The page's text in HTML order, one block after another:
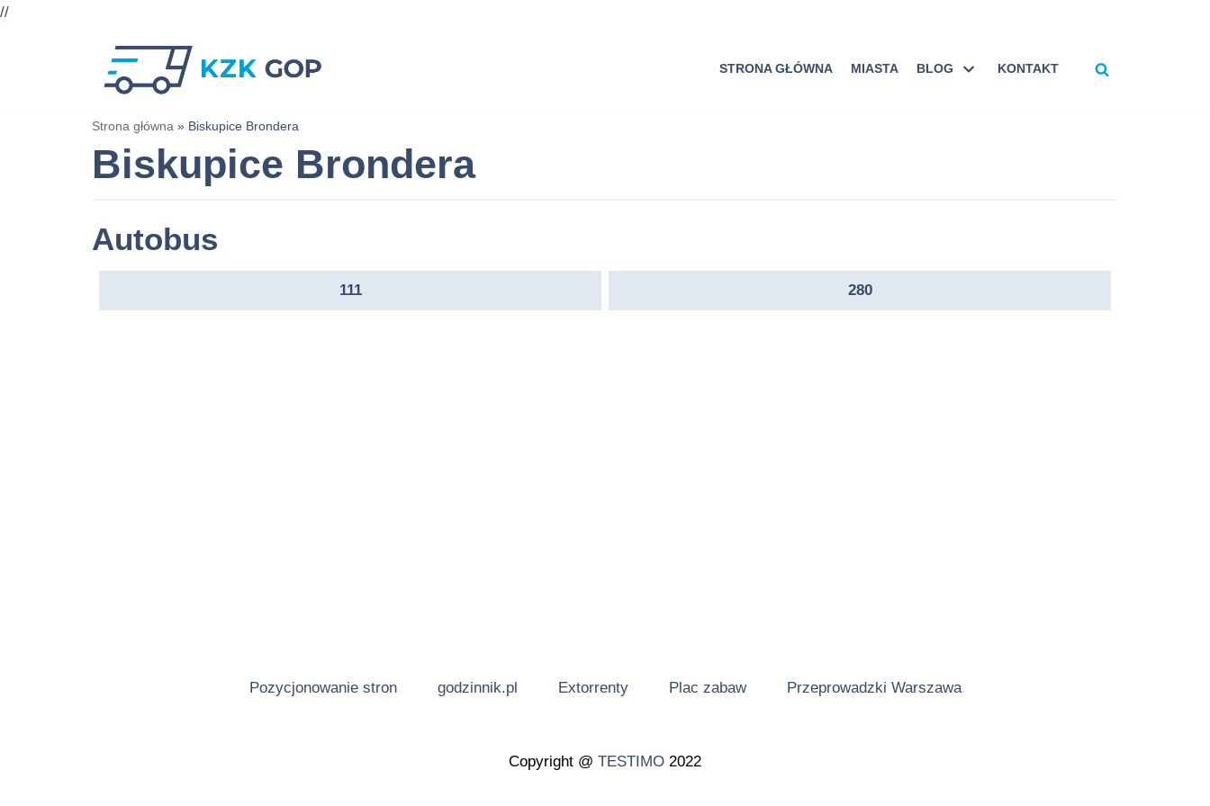
//
STRONA GŁÓWNA MIASTA BLOG KONTAKT
Strona główna » Biskupice Brondera
Biskupice Brondera
Autobus
111 280
Pozycjonowanie stron godzinnik.pl Extorrenty Plac zabaw Przeprowadzki Warszawa
Copyright @ TESTIMO 2022